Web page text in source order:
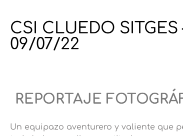
CSI CLUEDO
09/07/22
REPORTAJE
Un equipazo aventurero y valiente que